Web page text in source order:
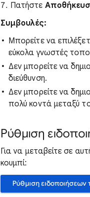
Πατήστε
Συμβουλές:
Μπορείτε να
εύκολα γνωστές
Δεν μπορείτε να
διεύθυνση.
Δεν μπορείτε να
πολύ κοντά μεταξύ
Ρύθμιση
Για να μεταβείτε σε
κουμπί:
Ρύθμιση ειδοποιήσεων